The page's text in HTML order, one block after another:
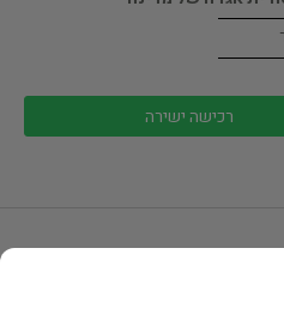
רכישה ישירה
- בראשית, שמות /…